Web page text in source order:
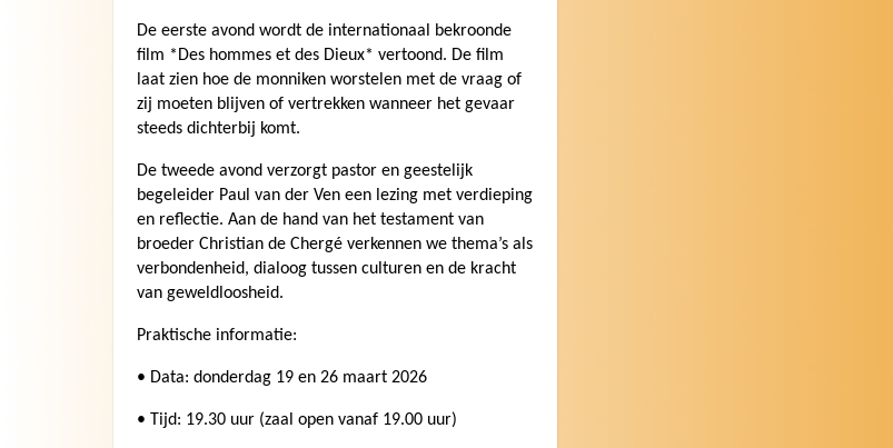
De eerste avond wordt de internationaal bekroonde
film *Des hommes et des Dieux* vertoond. De film
laat zien hoe de monniken worstelen met de vraag of
zij moeten blijven of vertrekken wanneer het gevaar
steeds dichterbij komt.
De tweede avond verzorgt pastor en geestelijk
begeleider Paul van der Ven een lezing met verdieping
en reflectie. Aan de hand van het testament van
broeder Christian de Chergé verkennen we thema’s als
verbondenheid, dialoog tussen culturen en de kracht
van geweldloosheid.
Praktische informatie:
• Data: donderdag 19 en 26 maart 2026
• Tijd: 19.30 uur (zaal open vanaf 19.00 uur)